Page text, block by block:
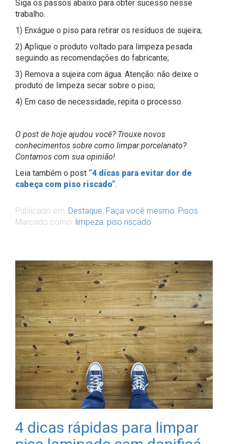
Siga os passos abaixo para obter sucesso nesse
trabalho.
1) Enxágue o piso para retirar os resíduos de sujeira;
2) Aplique o produto voltado para limpeza pesada
seguindo as recomendações do fabricante;
3) Remova a sujeira com água. Atenção: não deixe o
produto de limpeza secar sobre o piso;
4) Em caso de necessidade, repita o processo.
O post de hoje ajudou você? Trouxe novos
conhecimentos sobre como limpar porcelanato?
Contamos com sua opinião!
Leia também o post “4 dicas para evitar dor de
cabeça com piso riscado”.
Publicado em: Destaque, Faça você mesmo, Pisos
Marcado como: limpeza, piso riscado
4 dicas rápidas para limpar